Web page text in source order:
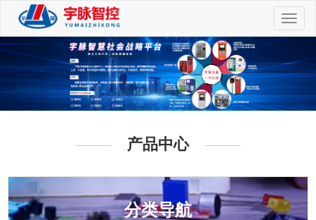
切
换
航
产品中心
分类导航